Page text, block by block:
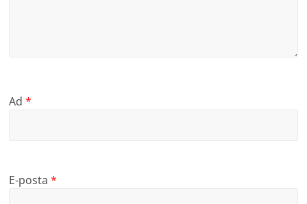
Ad*
E-posta*